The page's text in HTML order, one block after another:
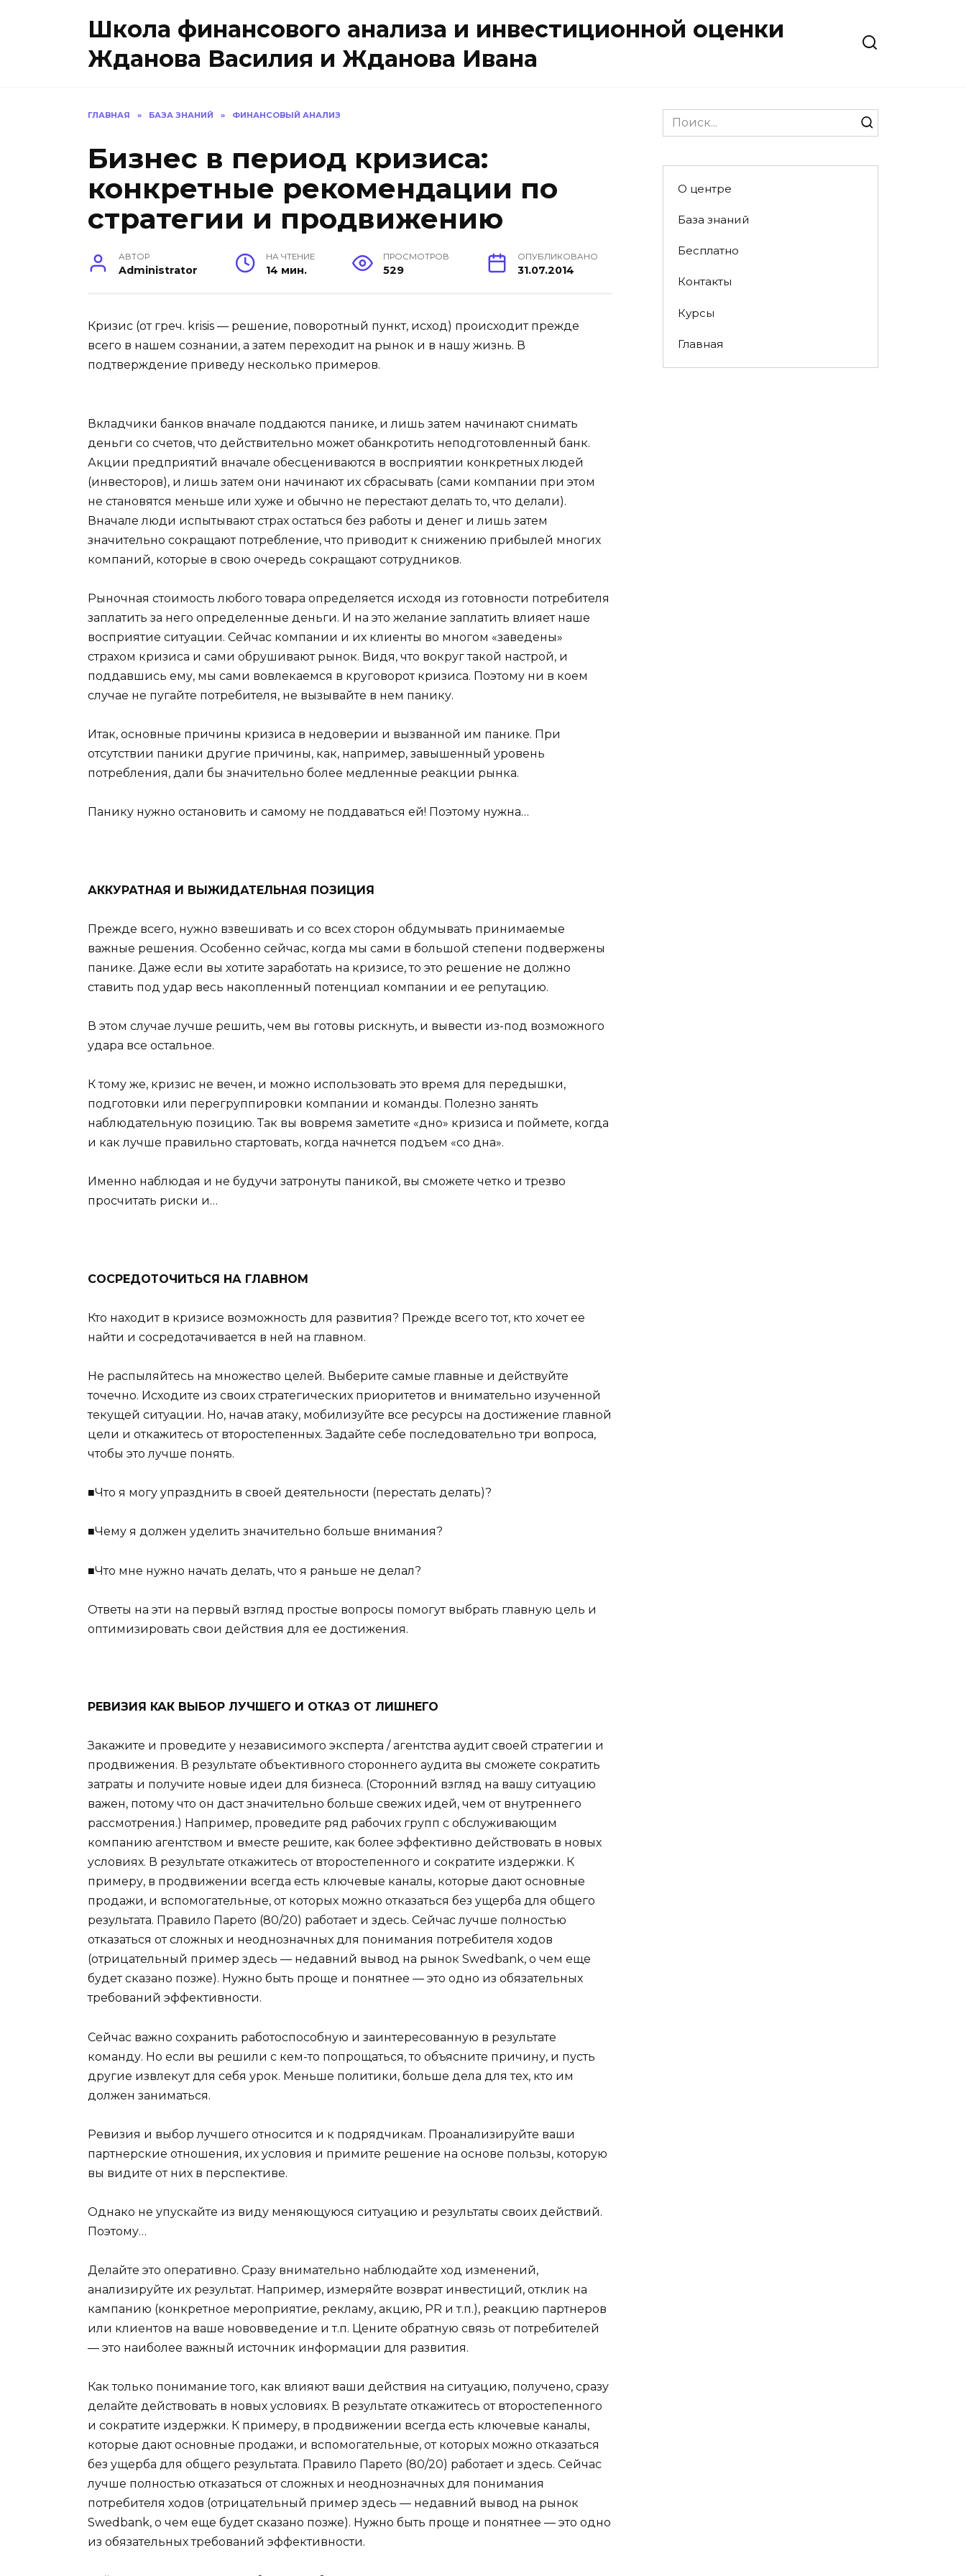
Школа финансового анализа и инвестиционной оценки
Жданова Василия и Жданова Ивана
ГЛАВНАЯ » БАЗА ЗНАНИЙ » ФИНАНСОВЫЙ АНАЛИЗ
Бизнес в период кризиса:
конкретные рекомендации по
стратегии и продвижению
АВТОР
Administrator
НА ЧТЕНИЕ
14 мин.
ПРОСМОТРОВ
529
ОПУБЛИКОВАНО
31.07.2014
Кризис (от греч. krisis — решение, поворотный пункт, исход) происходит прежде
всего в нашем сознании, а затем переходит на рынок и в нашу жизнь. В
подтверждение приведу несколько примеров.
Вкладчики банков вначале поддаются панике, и лишь затем начинают снимать
деньги со счетов, что действительно может обанкротить неподготовленный банк.
Акции предприятий вначале обесцениваются в восприятии конкретных людей
(инвесторов), и лишь затем они начинают их сбрасывать (сами компании при этом
не становятся меньше или хуже и обычно не перестают делать то, что делали).
Вначале люди испытывают страх остаться без работы и денег и лишь затем
значительно сокращают потребление, что приводит к снижению прибылей многих
компаний, которые в свою очередь сокращают сотрудников.
Рыночная стоимость любого товара определяется исходя из готовности потребителя
заплатить за него определенные деньги. И на это желание заплатить влияет наше
восприятие ситуации. Сейчас компании и их клиенты во многом «заведены»
страхом кризиса и сами обрушивают рынок. Видя, что вокруг такой настрой, и
поддавшись ему, мы сами вовлекаемся в круговорот кризиса. Поэтому ни в коем
случае не пугайте потребителя, не вызывайте в нем панику.
Итак, основные причины кризиса в недоверии и вызванной им панике. При
отсутствии паники другие причины, как, например, завышенный уровень
потребления, дали бы значительно более медленные реакции рынка.
Панику нужно остановить и самому не поддаваться ей! Поэтому нужна…
АККУРАТНАЯ И ВЫЖИДАТЕЛЬНАЯ ПОЗИЦИЯ
Прежде всего, нужно взвешивать и со всех сторон обдумывать принимаемые
важные решения. Особенно сейчас, когда мы сами в большой степени подвержены
панике. Даже если вы хотите заработать на кризисе, то это решение не должно
ставить под удар весь накопленный потенциал компании и ее репутацию.
В этом случае лучше решить, чем вы готовы рискнуть, и вывести из-под возможного
удара все остальное.
К тому же, кризис не вечен, и можно использовать это время для передышки,
подготовки или перегруппировки компании и команды. Полезно занять
наблюдательную позицию. Так вы вовремя заметите «дно» кризиса и поймете, когда
и как лучше правильно стартовать, когда начнется подъем «со дна».
Именно наблюдая и не будучи затронуты паникой, вы сможете четко и трезво
просчитать риски и…
СОСРЕДОТОЧИТЬСЯ НА ГЛАВНОМ
Кто находит в кризисе возможность для развития? Прежде всего тот, кто хочет ее
найти и сосредотачивается в ней на главном.
Не распыляйтесь на множество целей. Выберите самые главные и действуйте
точечно. Исходите из своих стратегических приоритетов и внимательно изученной
текущей ситуации. Но, начав атаку, мобилизуйте все ресурсы на достижение главной
цели и откажитесь от второстепенных. Задайте себе последовательно три вопроса,
чтобы это лучше понять.
■Что я могу упразднить в своей деятельности (перестать делать)?
■Чему я должен уделить значительно больше внимания?
■Что мне нужно начать делать, что я раньше не делал?
Ответы на эти на первый взгляд простые вопросы помогут выбрать главную цель и
оптимизировать свои действия для ее достижения.
РЕВИЗИЯ КАК ВЫБОР ЛУЧШЕГО И ОТКАЗ ОТ ЛИШНЕГО
Закажите и проведите у независимого эксперта / агентства аудит своей стратегии и
продвижения. В результате объективного стороннего аудита вы сможете сократить
затраты и получите новые идеи для бизнеса. (Сторонний взгляд на вашу ситуацию
важен, потому что он даст значительно больше свежих идей, чем от внутреннего
рассмотрения.) Например, проведите ряд рабочих групп с обслуживающим
компанию агентством и вместе решите, как более эффективно действовать в новых
условиях. В результате откажитесь от второстепенного и сократите издержки. К
примеру, в продвижении всегда есть ключевые каналы, которые дают основные
продажи, и вспомогательные, от которых можно отказаться без ущерба для общего
результата. Правило Парето (80/20) работает и здесь. Сейчас лучше полностью
отказаться от сложных и неоднозначных для понимания потребителя ходов
(отрицательный пример здесь — недавний вывод на рынок Swedbank, о чем еще
будет сказано позже). Нужно быть проще и понятнее — это одно из обязательных
требований эффективности.
Сейчас важно сохранить работоспособную и заинтересованную в результате
команду. Но если вы решили с кем-то попрощаться, то объясните причину, и пусть
другие извлекут для себя урок. Меньше политики, больше дела для тех, кто им
должен заниматься.
Ревизия и выбор лучшего относится и к подрядчикам. Проанализируйте ваши
партнерские отношения, их условия и примите решение на основе пользы, которую
вы видите от них в перспективе.
Однако не упускайте из виду меняющуюся ситуацию и результаты своих действий.
Поэтому…
Делайте это оперативно. Сразу внимательно наблюдайте ход изменений,
анализируйте их результат. Например, измеряйте возврат инвестиций, отклик на
кампанию (конкретное мероприятие, рекламу, акцию, PR и т.п.), реакцию партнеров
или клиентов на ваше нововведение и т.п. Цените обратную связь от потребителей
— это наиболее важный источник информации для развития.
Как только понимание того, как влияют ваши действия на ситуацию, получено, сразу
делайте действовать в новых условиях. В результате откажитесь от второстепенного
и сократите издержки. К примеру, в продвижении всегда есть ключевые каналы,
которые дают основные продажи, и вспомогательные, от которых можно отказаться
без ущерба для общего результата. Правило Парето (80/20) работает и здесь. Сейчас
лучше полностью отказаться от сложных и неоднозначных для понимания
потребителя ходов (отрицательный пример здесь — недавний вывод на рынок
Swedbank, о чем еще будет сказано позже). Нужно быть проще и понятнее — это одно
из обязательных требований эффективности.
Search
for:
О центре
База знаний
Бесплатно
Контакты
Курсы
Главная